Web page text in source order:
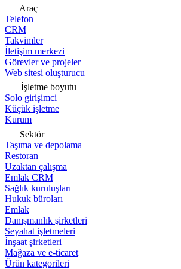
Araç
Telefon
CRM
Takvimler
İletişim merkezi
Görevler ve projeler
Web sitesi oluşturucu
İşletme boyutu
Solo girişimci
Küçük işletme
Kurum
Sektör
Taşıma ve depolama
Restoran
Uzaktan çalışma
Emlak CRM
Sağlık kuruluşları
Hukuk büroları
Emlak
Danışmanlık şirketleri
Seyahat işletmeleri
İnşaat şirketleri
Mağaza ve e-ticaret
Ürün kategorileri